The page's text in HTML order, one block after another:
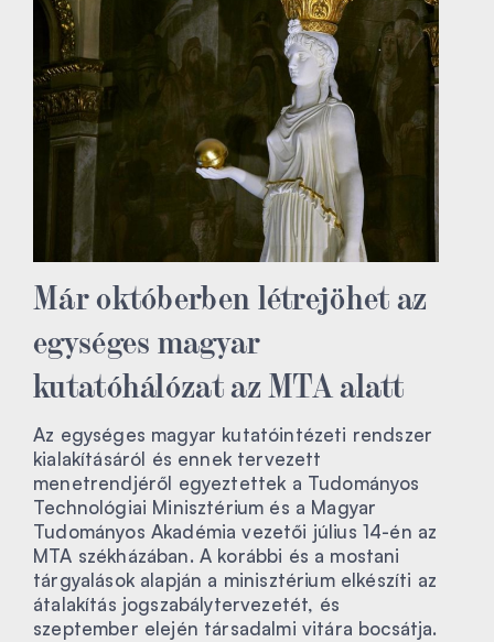
Már októberben létrejöhet az
egységes magyar
kutatóhálózat az MTA alatt
Az egységes magyar kutatóintézeti rendszer
kialakításáról és ennek tervezett
menetrendjéről egyeztettek a Tudományos
Technológiai Minisztérium és a Magyar
Tudományos Akadémia vezetői július 14-én az
MTA székházában. A korábbi és a mostani
tárgyalások alapján a minisztérium elkészíti az
átalakítás jogszabálytervezetét, és
szeptember elején társadalmi vitára bocsátja.